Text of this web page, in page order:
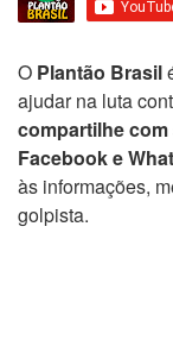
O Plantão Brasil
ajudar na luta
compartilhe
Facebook e
às informações,
golpista.